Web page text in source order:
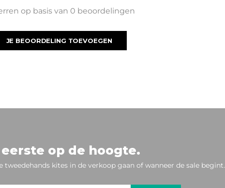
op basis van 0 beoordelingen
JE BEOORDELING TOEVOEGEN
op de hoogte.
tweedehands kites in de verkoop gaan of wanneer de sale begint.